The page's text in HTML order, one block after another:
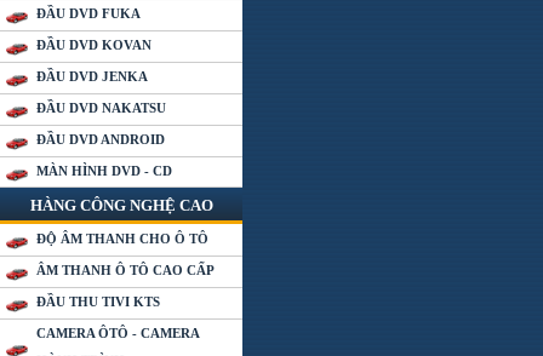
ĐẦU DVD FUKA
ĐẦU DVD KOVAN
ĐẦU DVD JENKA
ĐẦU DVD NAKATSU
ĐẦU DVD ANDROID
MÀN HÌNH DVD - CD
HÀNG CÔNG NGHỆ CAO
ĐỘ ÂM THANH CHO Ô TÔ
ÂM THANH Ô TÔ CAO CẤP
ĐẦU THU TIVI KTS
CAMERA ÔTÔ - CAMERA